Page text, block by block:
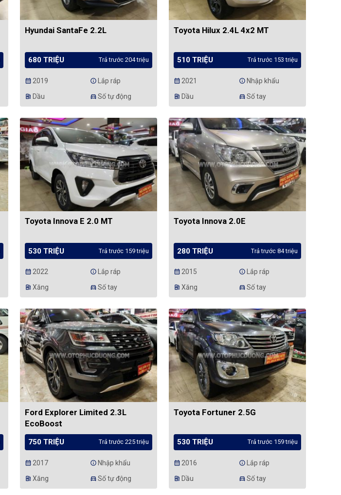
Hyundai SantaFe 2.2L
680 TRIỆU Trả trước 204 triệu
calendar_month 2019 info Lắp ráp
ev_station Dầu directions_car Số tự động
Toyota Hilux 2.4L 4x2 MT
510 TRIỆU Trả trước 153 triệu
calendar_month 2021 info Nhập khẩu
ev_station Dầu directions_car Số tay
Toyota Innova E 2.0 MT
530 TRIỆU Trả trước 159 triệu
calendar_month 2022 info Lắp ráp
ev_station Xăng directions_car Số tay
Toyota Innova 2.0E
280 TRIỆU Trả trước 84 triệu
calendar_month 2015 info Lắp ráp
ev_station Xăng directions_car Số tay
Ford Explorer Limited 2.3L
EcoBoost
750 TRIỆU Trả trước 225 triệu
calendar_month 2017 info Nhập khẩu
ev_station Xăng directions_car Số tự động
Toyota Fortuner 2.5G
530 TRIỆU Trả trước 159 triệu
calendar_month 2016 info Lắp ráp
ev_station Dầu directions_car Số tay